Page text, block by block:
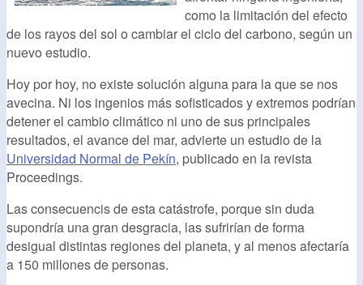
como la limitación del efecto
de los rayos del sol o cambiar el ciclo del carbono, según un
nuevo estudio.
Hoy por hoy, no existe solución alguna para la que se nos
avecina. Ni los ingenios más sofisticados y extremos podrían
detener el cambio climático ni uno de sus principales
resultados, el avance del mar, advierte un estudio de la
Universidad Normal de Pekín, publicado en la revista
Proceedings.
Las consecuencis de esta catástrofe, porque sin duda
supondría una gran desgracia, las sufrirían de forma
desigual distintas regiones del planeta, y al menos afectaría
a 150 millones de personas.